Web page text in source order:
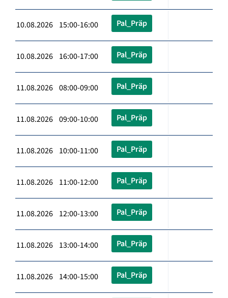
10.08.2026 15:00-16:00 Pal_Präp
10.08.2026 16:00-17:00 Pal_Präp
11.08.2026 08:00-09:00 Pal_Präp
11.08.2026 09:00-10:00 Pal_Präp
11.08.2026 10:00-11:00 Pal_Präp
11.08.2026 11:00-12:00 Pal_Präp
11.08.2026 12:00-13:00 Pal_Präp
11.08.2026 13:00-14:00 Pal_Präp
11.08.2026 14:00-15:00 Pal_Präp